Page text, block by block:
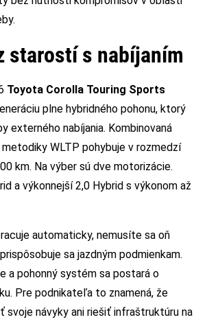
starostí s nabíjaním
Toyota Corolla Touring Sports
plne hybridného pohonu, ktorý
externého nabíjania. Kombinovaná
WLTP pohybuje v rozmedzí
km. Na výber sú dve motorizácie.
a výkonnejší 2,0 Hybrid s výkonom až
automaticky, nemusíte sa oň
sa jazdným podmienkam.
a pohonný systém sa postará o
Pre podnikateľa to znamená, že
svoje návyky ani riešiť infraštruktúru na